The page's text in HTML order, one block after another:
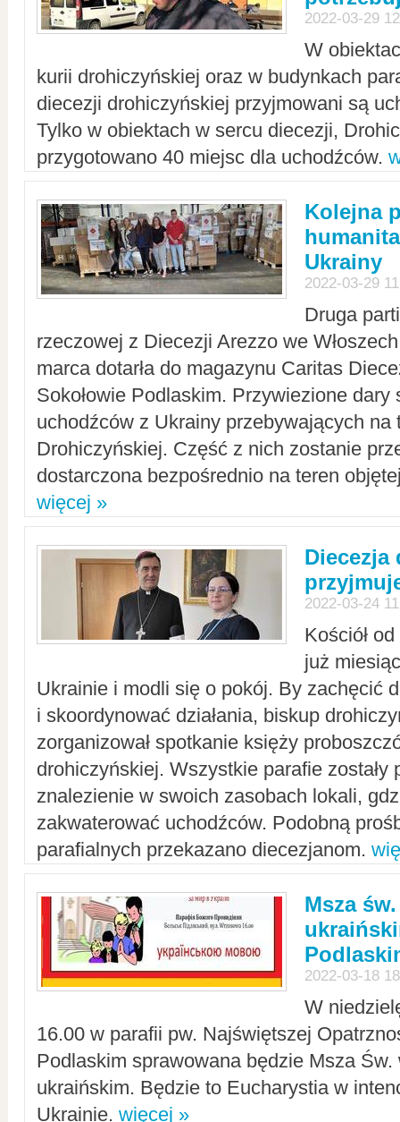
2022-03-29
W
kurii drohiczyńskiej oraz w budynkach
diecezji drohiczyńskiej przyjmowani są
Tylko w obiektach w sercu diecezji,
przygotowano 40 miejsc dla uchodźców.
Kolejna
Ukrainy
2022-03-29
Druga
rzeczowej z Diecezji Arezzo we
marca dotarła do magazynu Caritas
Sokołowie Podlaskim. Przywiezione dary
uchodźców z Ukrainy przebywających na
Drohiczyńskiej. Część z nich zostanie
dostarczona bezpośrednio na teren
więcej »
Diecezja
2022-03-24
Kościół
już
Ukrainie i modli się o pokój. By zachęcić
i skoordynować działania, biskup
zorganizował spotkanie księży
drohiczyńskiej. Wszystkie parafie zostały
znalezienie w swoich zasobach lokali,
zakwaterować uchodźców. Podobną
parafialnych przekazano diecezjanom.
Msza
2022-03-18
W
16.00 w parafii pw. Najświętszej
Podlaskim sprawowana będzie Msza Św.
ukraińskim. Będzie to Eucharystia w
Ukrainie. więcej »